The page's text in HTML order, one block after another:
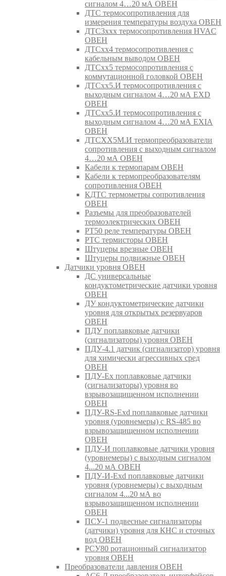
сигналом 4…20 мА ОВЕН
ДТС термосопротивления для
измерения температуры воздуха ОВЕН
ДТС3ххх термосопротивления HVAC
ОВЕН
ДТСхх4 термосопротивления с
кабельным выводом ОВЕН
ДТСхх5 термосопротивления с
коммутационной головкой ОВЕН
ДТСхх5.И термосопротивления с
выходным сигналом 4…20 мА EXD
ОВЕН
ДТСхх5.И термосопротивления с
выходным сигналом 4…20 мА EXIA
ОВЕН
ДТСХХ5М.И термопреобразователи
сопротивления с выходным сигналом
4…20 мА ОВЕН
Кабели к термопарам ОВЕН
Кабели к термопреобразователям
сопротивления ОВЕН
КДТС термометры сопротивления
ОВЕН
Разъемы для преобразователей
термоэлектрических ОВЕН
РТ50 реле температуры ОВЕН
РТС термисторы ОВЕН
Штуцеры врезные ОВЕН
Штуцеры подвижные ОВЕН
Датчики уровня ОВЕН
ДС универсальные
кондуктометрические датчики уровня
ОВЕН
ДУ кондуктометрические датчики
уровня для открытых резервуаров
ОВЕН
ПДУ поплавковые датчики
(сигнализаторы) уровня ОВЕН
ПДУ-4.1 датчик (сигнализатор) уровня
для химически агрессивных сред
ОВЕН
ПДУ-Ex поплавковые датчики
(сигнализаторы) уровня во
взрывозащищенном исполнении
ОВЕН
ПДУ-RS-Exd поплавковые датчики
уровня (уровнемеры) с RS-485 во
взрывозащищенном исполнении
ОВЕН
ПДУ-И поплавковые датчики уровня
(уровнемеры) с выходным сигналом
4...20 мА ОВЕН
ПДУ-И-Exd поплавковые датчики
уровня (уровнемеры) с выходным
сигналом 4...20 мА во
взрывозащищенном исполнении
ОВЕН
ПСУ-1 подвесные сигнализаторы
(датчики) уровня для КНС и сточных
вод ОВЕН
РСУ80 ротационный сигнализатор
уровня ОВЕН
Преобразователи давления ОВЕН